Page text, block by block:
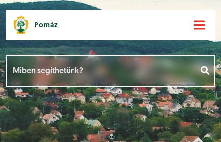
Pomáz
Események []
Dokumentumok [ ]